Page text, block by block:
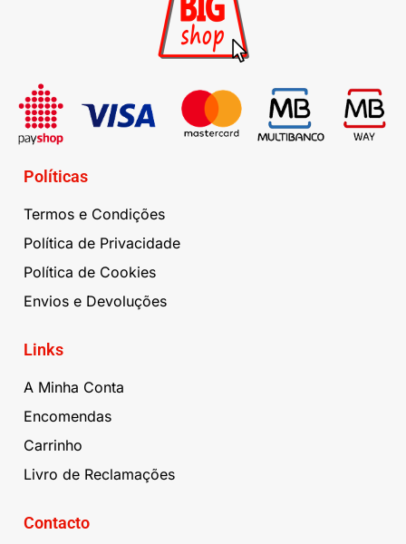
Políticas
Termos e Condições
Política de Privacidade
Política de Cookies
Envios e Devoluções
Links
A Minha Conta
Encomendas
Carrinho
Livro de Reclamações
Contacto